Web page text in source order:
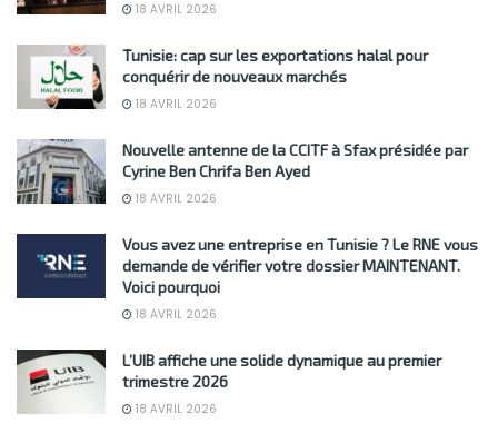
18 AVRIL 2026
Tunisie: cap sur les exportations halal pour
conquérir de nouveaux marchés
18 AVRIL 2026
Nouvelle antenne de la CCITF à Sfax présidée par
Cyrine Ben Chrifa Ben Ayed
18 AVRIL 2026
Vous avez une entreprise en Tunisie ? Le RNE vous
demande de vérifier votre dossier MAINTENANT.
Voici pourquoi
18 AVRIL 2026
L’UIB affiche une solide dynamique au premier
trimestre 2026
18 AVRIL 2026